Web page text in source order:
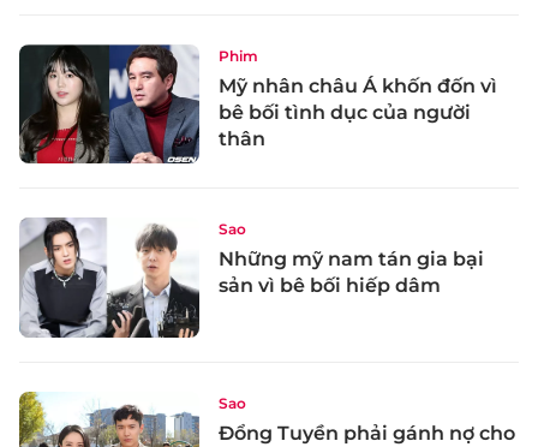
Phim
Mỹ nhân châu Á khốn đốn vì
bê bối tình dục của người
thân
Sao
Những mỹ nam tán gia bại
sản vì bê bối hiếp dâm
Sao
Đổng Tuyền phải gánh nợ cho